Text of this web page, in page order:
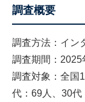
調査概要
調査方法：イン
調査期間：2025
調査対象：全国
代：69人、30代